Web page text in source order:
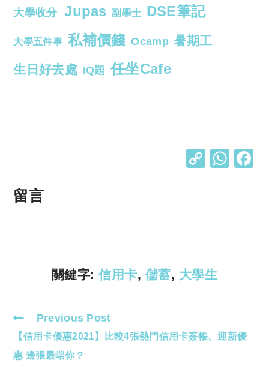
大學收分 Jupas 副學士 DSE筆記
大學五件事 私補價錢 Ocamp 暑期工
生日好去處 IQ題 任坐Cafe
C
k
W
留言
關鍵字:信用卡, 儲蓄, 大學生
Read
more
articles
Previous Post
【信用卡優惠2021】比較4張熱門信用卡簽帳、迎新優
惠 邊張最啱你？